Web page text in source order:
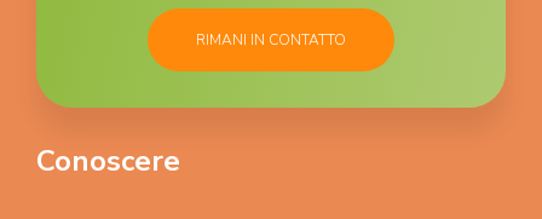
RIMANI IN CONTATTO
Conoscere